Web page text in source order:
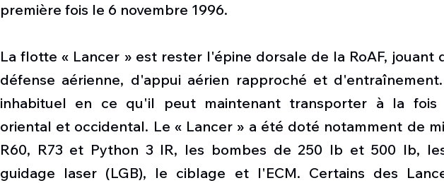
première fois le 6 novembre 1996.
La flotte « Lancer » est rester l'épine dorsale de la RoAF, jouant
défense aérienne, d'appui aérien rapproché et
inhabituel en ce qu'il peut maintenant transporter à la fois
oriental et occidental. Le « Lancer » a été doté notamment de
R60, R73 et Python 3 IR, les bombes de 250 lb et 500 lb,
guidage laser (LGB), le ciblage et l'ECM. Certains des